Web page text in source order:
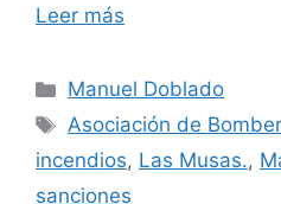
Leer más
Categorías
Manuel Doblado
Etiquetas
Asociación de
incendios, Las Musas.,
sanciones